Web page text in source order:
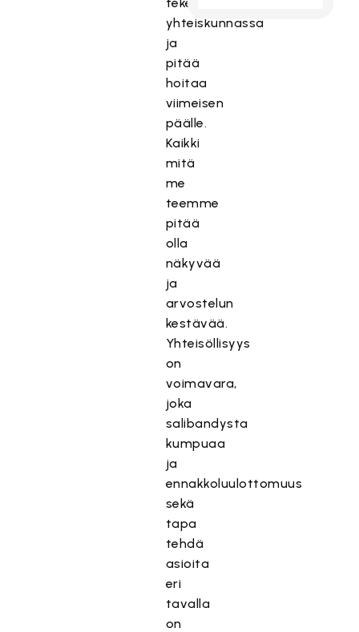
yhteiskunnassa
ja
pitää
hoitaa
viimeisen
päälle.
Kaikki
mitä
me
teemme
pitää
olla
näkyvää
ja
arvostelun
kestävää.
Yhteisöllisyys
on
voimavara,
joka
salibandysta
kumpuaa
ja
ennakkoluulottomuus
sekä
tapa
tehdä
asioita
eri
tavalla
on